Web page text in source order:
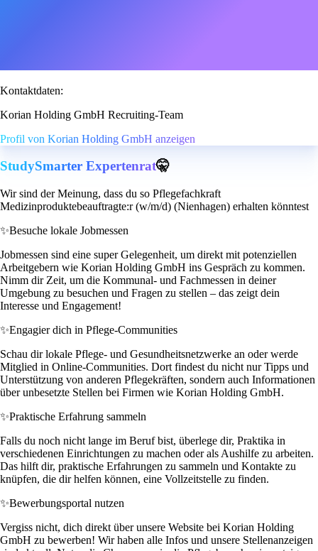
Kontaktdaten:
Korian Holding GmbH Recruiting-Team
Profil von Korian Holding GmbH anzeigen
StudySmarter Expertenrat🤫
Wir sind der Meinung, dass du so Pflegefachkraft
Medizinproduktebeauftragte:r (w/m/d) (Nienhagen) erhalten könntest
✨Besuche lokale Jobmessen
Jobmessen sind eine super Gelegenheit, um direkt mit potenziellen
Arbeitgebern wie Korian Holding GmbH ins Gespräch zu kommen.
Nimm dir Zeit, um die Kommunal- und Fachmessen in deiner
Umgebung zu besuchen und Fragen zu stellen – das zeigt dein
Interesse und Engagement!
✨Engagier dich in Pflege-Communities
Schau dir lokale Pflege- und Gesundheitsnetzwerke an oder werde
Mitglied in Online-Communities. Dort findest du nicht nur Tipps und
Unterstützung von anderen Pflegekräften, sondern auch Informationen
über unbesetzte Stellen bei Firmen wie Korian Holding GmbH.
✨Praktische Erfahrung sammeln
Falls du noch nicht lange im Beruf bist, überlege dir, Praktika in
verschiedenen Einrichtungen zu machen oder als Aushilfe zu arbeiten.
Das hilft dir, praktische Erfahrungen zu sammeln und Kontakte zu
knüpfen, die dir helfen können, eine Vollzeitstelle zu finden.
✨Bewerbungsportal nutzen
Vergiss nicht, dich direkt über unsere Website bei Korian Holding
GmbH zu bewerben! Wir haben alle Infos und unsere Stellenanzeigen